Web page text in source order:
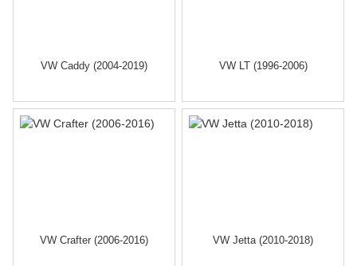
VW Caddy (2004-2019) VW LT (1996-2006)
VW Crafter (2006-2016) VW Jetta (2010-2018)